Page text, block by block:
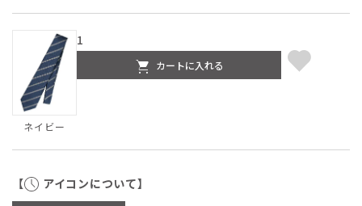
ネイビー
1
カートに入れる
【 アイコンについて】